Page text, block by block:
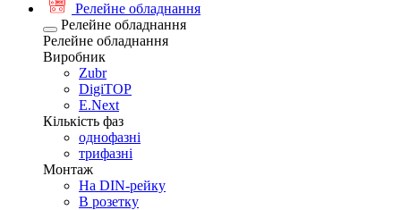
Релейне обладнання
Релейне обладнання
Релейне обладнання
Виробник
Zubr
DigiTOP
E.Next
Кількість фаз
однофазні
трифазні
Монтаж
На DIN-рейку
В розетку